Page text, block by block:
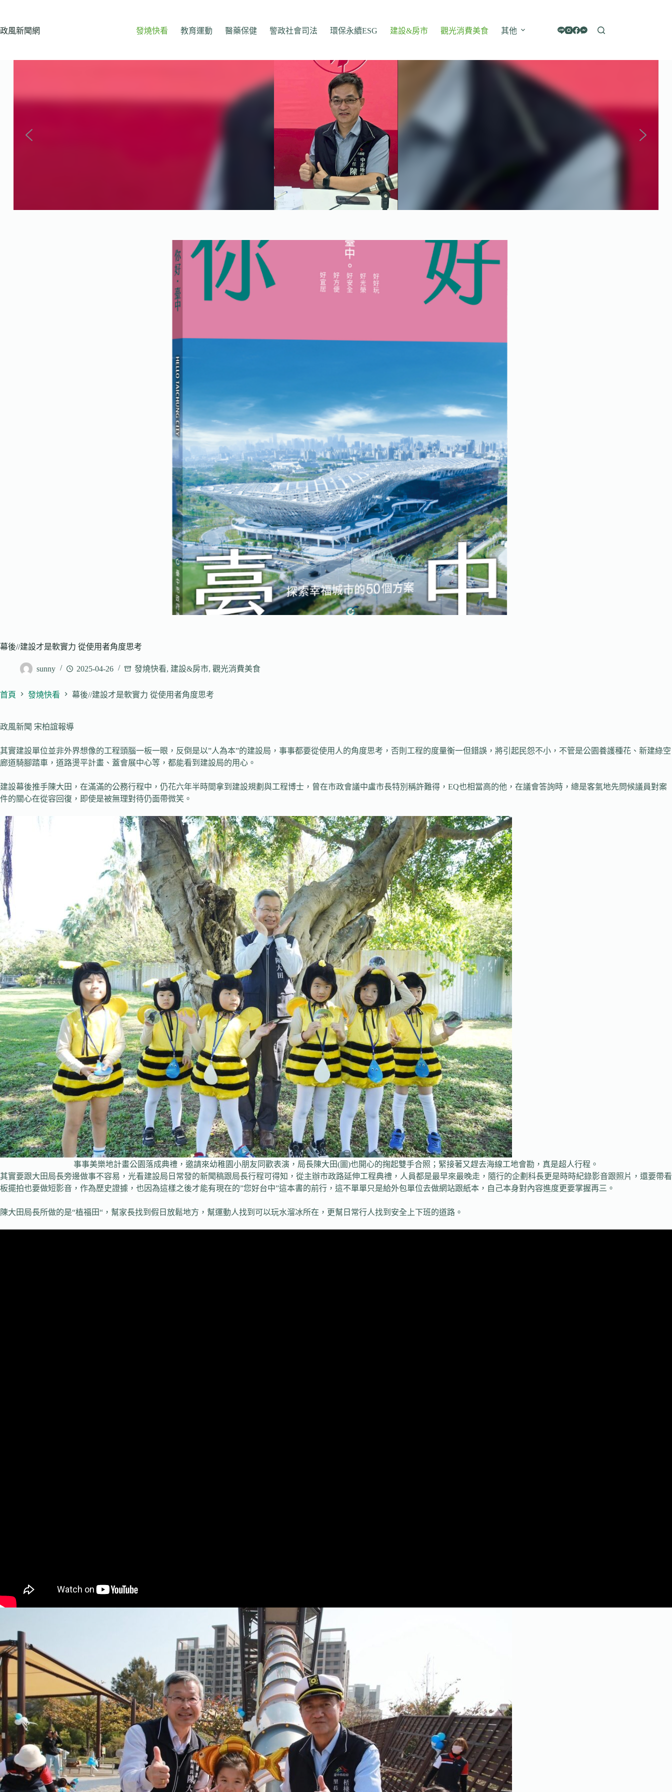
主
政風新聞網 發燒快看 教育運動 醫藥保健 警政社會司法 環保永續ESG 建設&房市 觀光消費美食 其他
幕後//建設才是軟實力 從使用者角度思考
sunny 2025-04-26 發燒快看, 建設&房市, 觀光消費美食
首頁 發燒快看 幕後//建設才是軟實力 從使用者角度思考
政風新聞 宋柏誼報導
其實建設單位並非外界想像的工程頭腦一板一眼，反倒是以”人為本”的建設局，事事都要從使用人的角度思考，否則工程的度量衡一但錯誤，將引起民怨不小，不管是公園養護種花、新建綠空
廊道騎腳踏車，道路燙平計畫、蓋會展中心等，都能看到建設局的用心。
建設幕後推手陳大田，在滿滿的公務行程中，仍花六年半時間拿到建設規劃與工程博士，曾在市政會議中盧市長特別稱許難得，EQ也相當高的他，在議會答詢時，總是客氣地先問候議員對案
件的關心在從容回復，即使是被無理對待仍面帶微笑。
事事美樂地計畫公園落成典禮，邀請來幼稚園小朋友同歡表演，局長陳大田(圖)也開心的掬起雙手合照；緊接著又趕去海線工地會勘，真是超人行程。
其實要跟大田局長旁邊做事不容易，光看建設局日常發的新聞稿跟局長行程可得知，從主辦市政路延伸工程典禮，人員都是最早來最晚走，隨行的企劃科長更是時時紀錄影音跟照片，還要帶看
板擺拍也要做短影音，作為歷史證據，也因為這樣之後才能有現在的”您好台中”這本書的前行，這不單單只是給外包單位去做網站跟紙本，自己本身對內容進度更要掌握再三。
陳大田局長所做的是“植福田“，幫家長找到假日放鬆地方，幫運動人找到可以玩水溜冰所在，更幫日常行人找到安全上下班的道路。